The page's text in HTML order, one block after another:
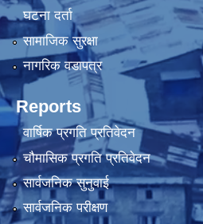
घटना दर्ता
सामाजिक सुरक्षा
नागरिक वडापत्र
Reports
वार्षिक प्रगति प्रतिवेदन
चौमासिक प्रगति प्रतिवेदन
सार्वजनिक सुनुवाई
सार्वजनिक परीक्षण